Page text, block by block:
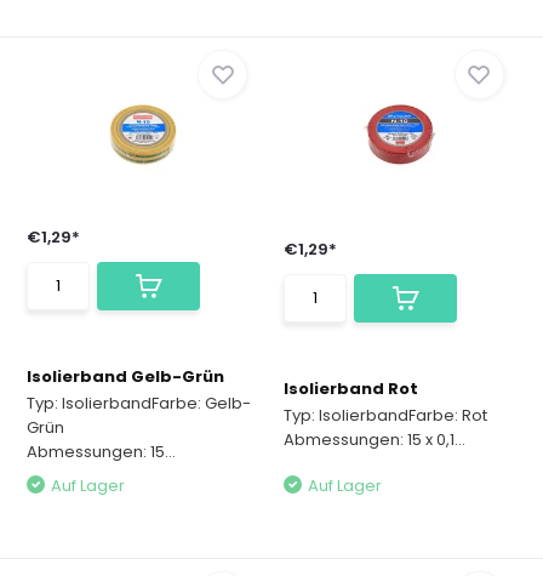
€1,29*
Isolierband Gelb-Grün
Typ: IsolierbandFarbe: Gelb-
Grün
Abmessungen: 15...
Auf Lager
€1,29*
Isolierband Rot
Typ: IsolierbandFarbe: Rot
Abmessungen: 15 x 0,1...
Auf Lager